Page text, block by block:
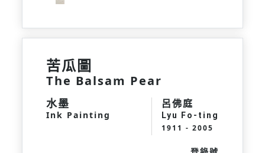
Previous
苦瓜圖
The Balsam Pear
水墨
Ink Painting
呂佛庭
Lyu Fo-ting
1911 - 2005